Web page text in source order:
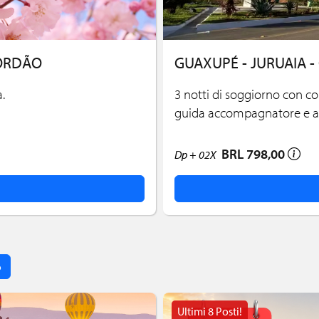
GUAXUPÉ - JURUAIA
3 notti di soggiorno con
guida accompagnatore e
Dp + 02X BRL 798,00
Ultimi 8 Posti!